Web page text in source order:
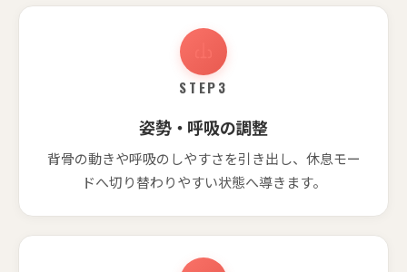
STEP3
姿勢・呼吸の調整
背骨の動きや呼吸のしやすさを引き出し、休息モー
ドへ切り替わりやすい状態へ導きます。